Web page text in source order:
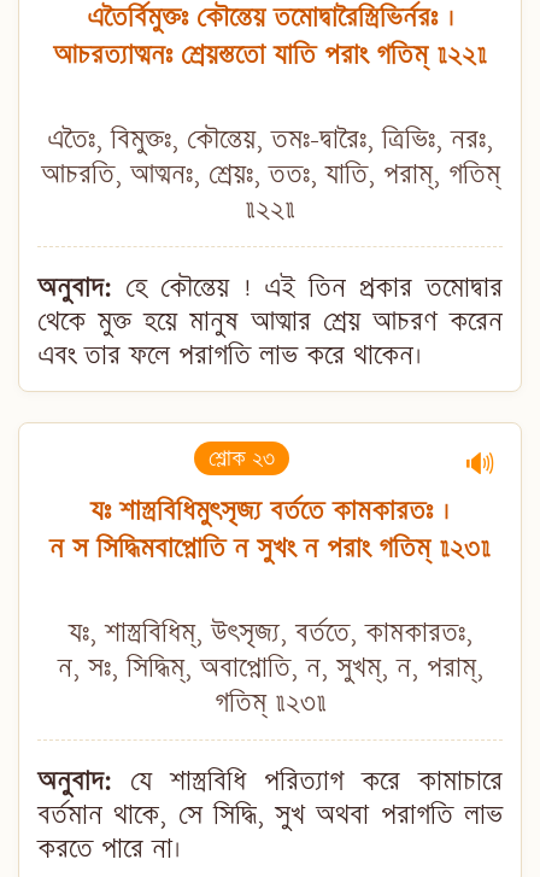
এতৈর্বিমুক্তঃ কৌন্তেয় তমোদ্বারৈস্ত্রিভির্নরঃ ।
আচরত্যাত্মনঃ শ্রেয়স্ততো যাতি পরাং গতিম্ ॥২২॥
এতৈঃ, বিমুক্তঃ, কৌন্তেয়, তমঃ-দ্বারৈঃ, ত্রিভিঃ, নরঃ,
আচরতি, আত্মনঃ, শ্রেয়ঃ, ততঃ, যাতি, পরাম্, গতিম্
॥২২॥
অনুবাদ: হে কৌন্তেয় ! এই তিন প্রকার তমোদ্বার
থেকে মুক্ত হয়ে মানুষ আত্মার শ্রেয় আচরণ করেন
এবং তার ফলে পরাগতি লাভ করে থাকেন।
শ্লোক ২৩ 🔊
যঃ শাস্ত্রবিধিমুৎসৃজ্য বর্ততে কামকারতঃ ।
ন স সিদ্ধিমবাপ্নোতি ন সুখং ন পরাং গতিম্ ॥২৩॥
যঃ, শাস্ত্রবিধিম্, উৎসৃজ্য, বর্ততে, কামকারতঃ,
ন, সঃ, সিদ্ধিম্, অবাপ্নোতি, ন, সুখম্, ন, পরাম্,
গতিম্ ॥২৩॥
অনুবাদ: যে শাস্ত্রবিধি পরিত্যাগ করে কামাচারে
বর্তমান থাকে, সে সিদ্ধি, সুখ অথবা পরাগতি লাভ
করতে পারে না।